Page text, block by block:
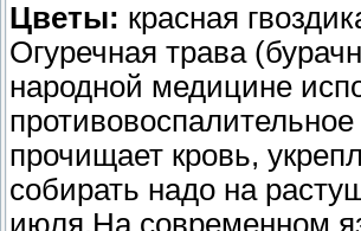
Цветы: красная
Огуречная трава
народной медицине
прочищает кровь,
собирать надо на
июля.На современном